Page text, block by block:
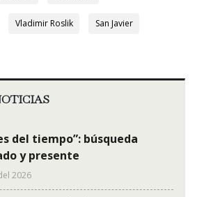
Vladimir Roslik San Javier
del tiempo”: búsqueda
y presente
2026